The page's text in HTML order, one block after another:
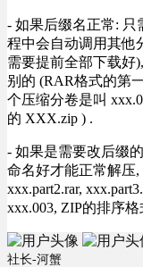
- 如果后缀名正常: 只
程中会自动调用其他
需要提前全部下载好
别的 (RAR格式的第
个压缩分卷是叫
的 XXX.zip ) .
- 如果是需要改后缀
命名好才能正常解压,
xxx.part2.rar,
xxx.003, ZIP的排序格
社长-河蟹